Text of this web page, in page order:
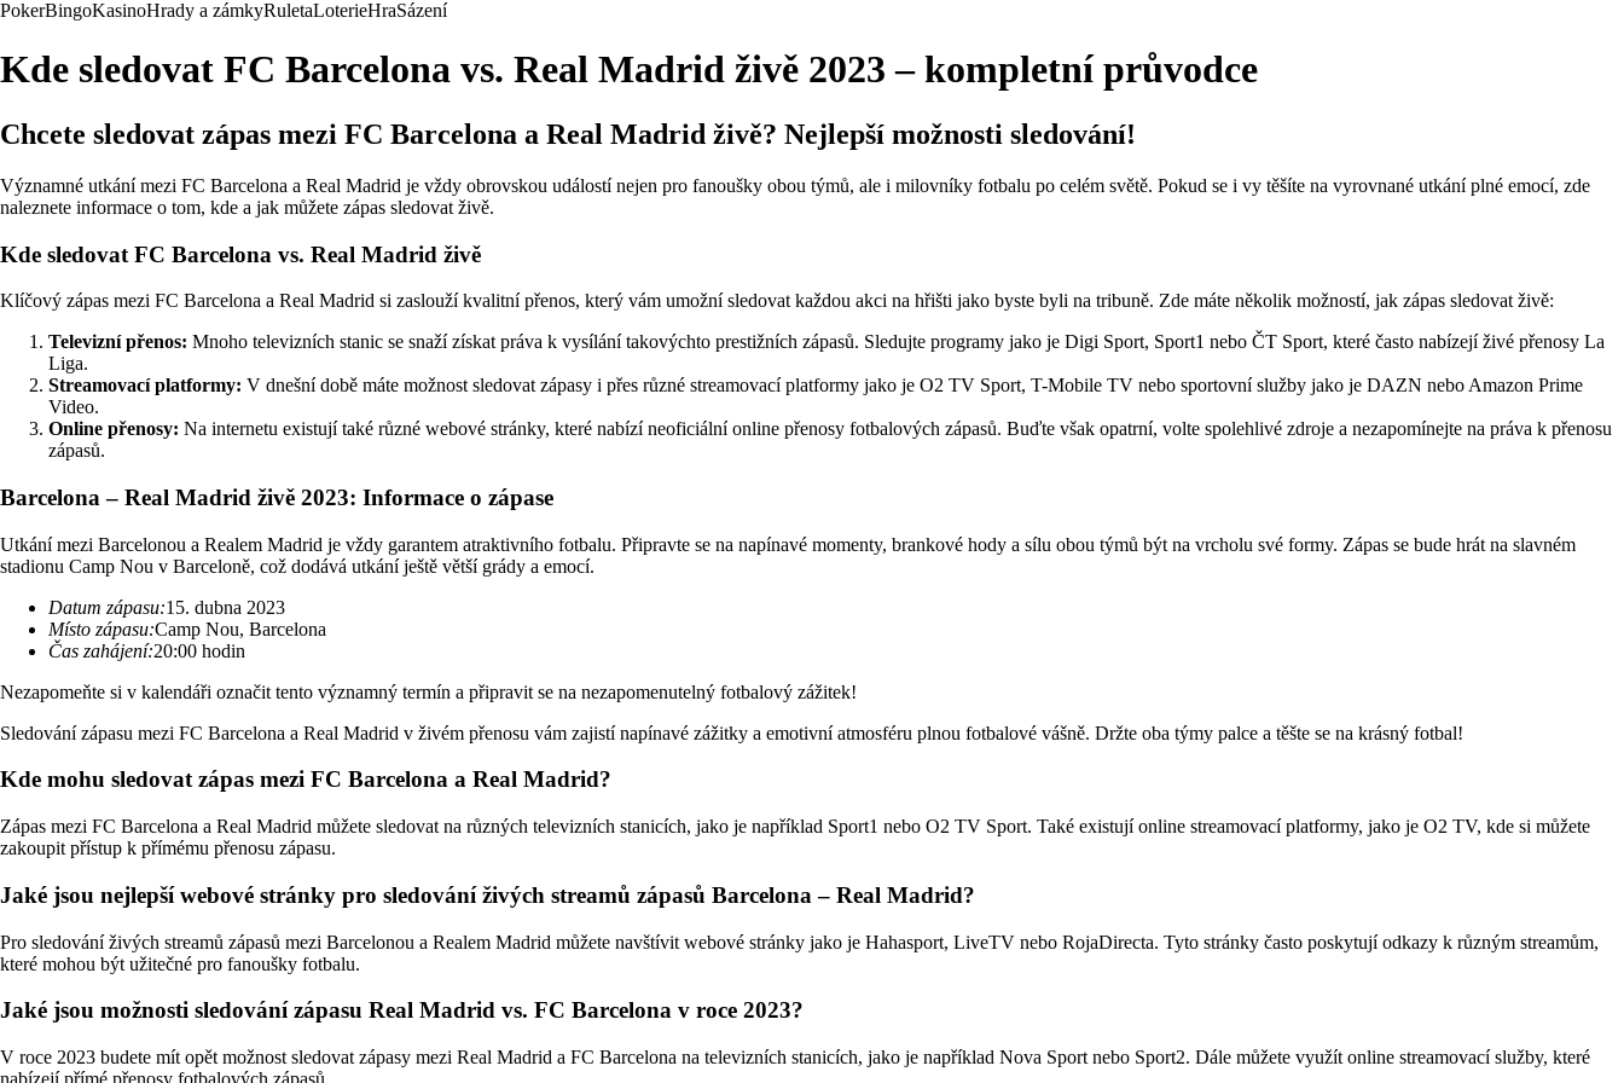
PokerBingoKasinoHrady a zámkyRuletaLoterieHraSázení
Kde sledovat FC Barcelona vs. Real Madrid živě 2023 – kompletní průvodce
Chcete sledovat zápas mezi FC Barcelona a Real Madrid živě? Nejlepší možnosti sledování!
Významné utkání mezi FC Barcelona a Real Madrid je vždy obrovskou událostí nejen pro fanoušky obou týmů, ale i milovníky fotbalu po celém světě. Pokud se i vy těšíte na vyrovnané utkání plné emocí, zde
naleznete informace o tom, kde a jak můžete zápas sledovat živě.
Kde sledovat FC Barcelona vs. Real Madrid živě
Klíčový zápas mezi FC Barcelona a Real Madrid si zaslouží kvalitní přenos, který vám umožní sledovat každou akci na hřišti jako byste byli na tribuně. Zde máte několik možností, jak zápas sledovat živě:
Televizní přenos: Mnoho televizních stanic se snaží získat práva k vysílání takovýchto prestižních zápasů. Sledujte programy jako je Digi Sport, Sport1 nebo ČT Sport, které často nabízejí živé přenosy La
Liga.
Streamovací platformy: V dnešní době máte možnost sledovat zápasy i přes různé streamovací platformy jako je O2 TV Sport, T-Mobile TV nebo sportovní služby jako je DAZN nebo Amazon Prime
Video.
Online přenosy: Na internetu existují také různé webové stránky, které nabízí neoficiální online přenosy fotbalových zápasů. Buďte však opatrní, volte spolehlivé zdroje a nezapomínejte na práva k přenosu
zápasů.
Barcelona – Real Madrid živě 2023: Informace o zápase
Utkání mezi Barcelonou a Realem Madrid je vždy garantem atraktivního fotbalu. Připravte se na napínavé momenty, brankové hody a sílu obou týmů být na vrcholu své formy. Zápas se bude hrát na slavném
stadionu Camp Nou v Barceloně, což dodává utkání ještě větší grády a emocí.
Datum zápasu:15. dubna 2023
Místo zápasu:Camp Nou, Barcelona
Čas zahájení:20:00 hodin
Nezapomeňte si v kalendáři označit tento významný termín a připravit se na nezapomenutelný fotbalový zážitek!
Sledování zápasu mezi FC Barcelona a Real Madrid v živém přenosu vám zajistí napínavé zážitky a emotivní atmosféru plnou fotbalové vášně. Držte oba týmy palce a těšte se na krásný fotbal!
Kde mohu sledovat zápas mezi FC Barcelona a Real Madrid?
Zápas mezi FC Barcelona a Real Madrid můžete sledovat na různých televizních stanicích, jako je například Sport1 nebo O2 TV Sport. Také existují online streamovací platformy, jako je O2 TV, kde si můžete
zakoupit přístup k přímému přenosu zápasu.
Jaké jsou nejlepší webové stránky pro sledování živých streamů zápasů Barcelona – Real Madrid?
Pro sledování živých streamů zápasů mezi Barcelonou a Realem Madrid můžete navštívit webové stránky jako je Hahasport, LiveTV nebo RojaDirecta. Tyto stránky často poskytují odkazy k různým streamům,
které mohou být užitečné pro fanoušky fotbalu.
Jaké jsou možnosti sledování zápasu Real Madrid vs. FC Barcelona v roce 2023?
V roce 2023 budete mít opět možnost sledovat zápasy mezi Real Madrid a FC Barcelona na televizních stanicích, jako je například Nova Sport nebo Sport2. Dále můžete využít online streamovací služby, které
nabízejí přímé přenosy fotbalových zápasů.